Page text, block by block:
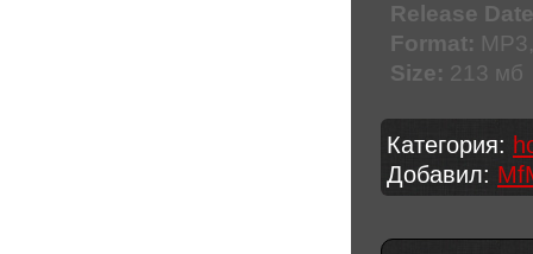
Release
Format:
Size: 213 мб
Категория:
Добавил: